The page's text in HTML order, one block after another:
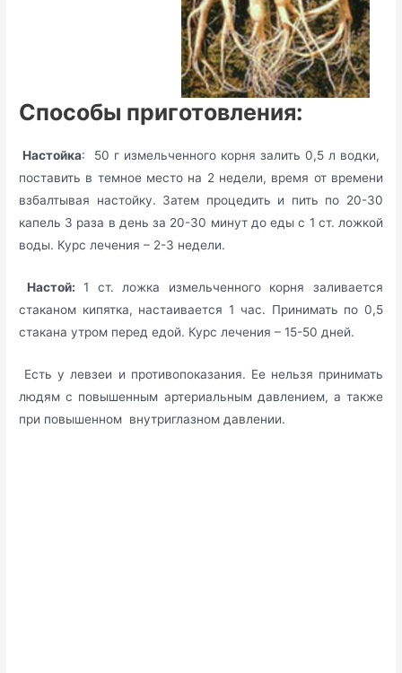
Способы приготовления:
Настойка: 50 г измельченного корня залить 0,5 л водки,
поставить в темное место на 2 недели, время от времени
взбалтывая настойку. Затем процедить и пить по 20-30
капель 3 раза в день за 20-30 минут до еды с 1 ст. ложкой
воды. Курс лечения – 2-3 недели.
Настой: 1 ст. ложка измельченного корня заливается
стаканом кипятка, настаивается 1 час. Принимать по 0,5
стакана утром перед едой. Курс лечения – 15-50 дней.
Есть у левзеи и противопоказания. Ее нельзя принимать
людям с повышенным артериальным давлением, а также
при повышенном внутриглазном давлении.